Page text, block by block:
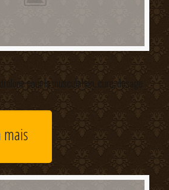
pour la musculation, cure, dosage
mais